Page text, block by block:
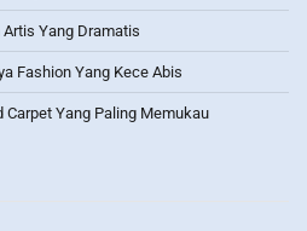
Yang Dramatis
Fashion Yang Kece Abis
Carpet Yang Paling Memukau